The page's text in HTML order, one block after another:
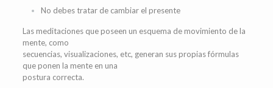
No debes tratar de cambiar el presente
Las meditaciones que poseen un esquema de movimiento de la
mente, como
secuencias, visualizaciones, etc, generan sus propias fórmulas
que ponen la mente en una
postura correcta.